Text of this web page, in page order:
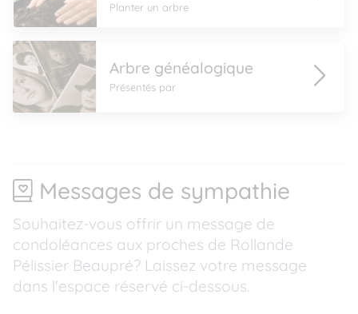
Planter un arbre
Arbre généalogique
Présentés par
Messages de sympathie
Souhaitez-vous offrir un message de
condoléances aux proches de Rollande
Pélissier Beaupré? Laissez votre message
dans l'espace réservé ci-dessous.